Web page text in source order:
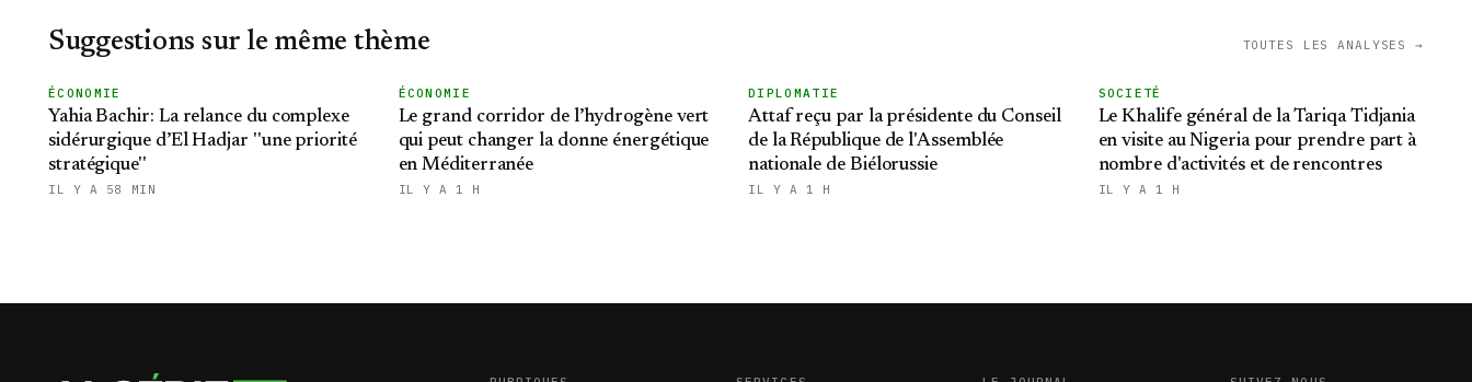
Suggestions sur le même thème TOUTES LES ANALYSES →
ÉCONOMIE
Yahia Bachir: La relance du complexe
sidérurgique d’El Hadjar ''une priorité
stratégique''
IL Y A 58 MIN
ÉCONOMIE
Le grand corridor de l’hydrogène vert
qui peut changer la donne énergétique
en Méditerranée
IL Y A 1 H
DIPLOMATIE
Attaf reçu par la présidente du Conseil
de la République de l'Assemblée
nationale de Biélorussie
IL Y A 1 H
SOCIETÉ
Le Khalife général de la Tariqa Tidjania
en visite au Nigeria pour prendre part à
nombre d'activités et de rencontres
IL Y A 1 H